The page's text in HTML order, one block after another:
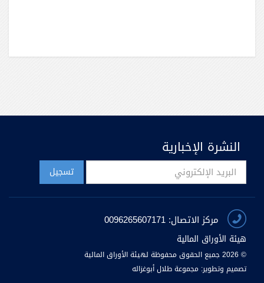
النشرة الإخبارية
مركز الاتصال: 0096265607171
هيئة الأوراق المالية
© 2026 جميع الحقوق محفوظة لهيئة الأوراق المالية
تصميم وتطوير: مجموعة طلال أبوغزاله